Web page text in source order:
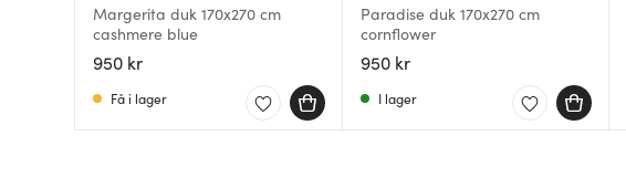
Margerita duk 170x270 cm
cashmere blue
950 kr
Få i lager
Paradise duk 170x270 cm
cornflower
950 kr
I lager